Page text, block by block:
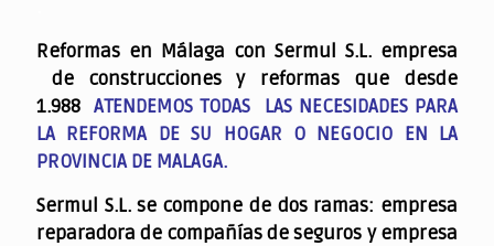
Reformas en Málaga con Sermul S.L. empresa
de construcciones y reformas que desde
1.988ATENDEMOS TODAS LAS NECESIDADES PARA
LA REFORMA DE SU HOGAR O NEGOCIO EN LA
PROVINCIA DE MALAGA.
Sermul S.L. se compone de dos ramas: empresa
reparadora de compañías de seguros y empresa